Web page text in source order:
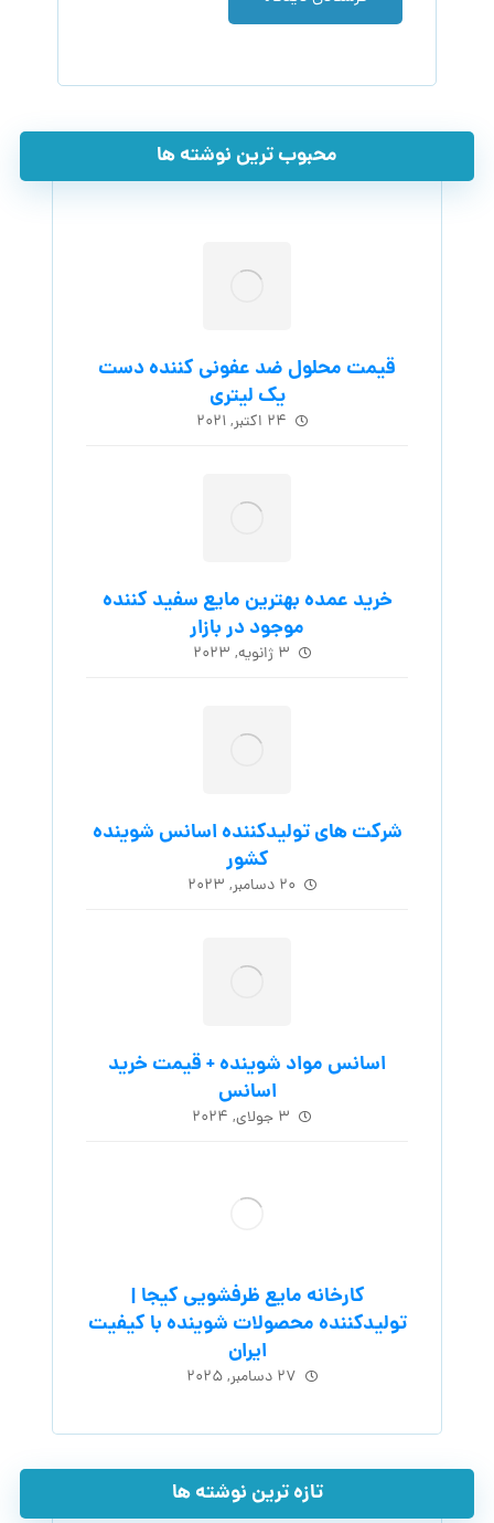
محبوب ترین نوشته ها
قیمت محلول ضد عفونی کننده دست
یک لیتری
۲۴ اکتبر, ۲۰۲۱
خرید عمده بهترین مایع سفید کننده
موجود در بازار
۳ ژانویه, ۲۰۲۳
شرکت های تولیدکننده اسانس شوینده
کشور
۲۰ دسامبر, ۲۰۲۳
اسانس مواد شوینده + قیمت خرید
اسانس
۳ جولای, ۲۰۲۴
کارخانه مایع ظرفشویی کیجا |
تولیدکننده محصولات شوینده با کیفیت
ایران
۲۷ دسامبر, ۲۰۲۵
تازه ترین نوشته ها